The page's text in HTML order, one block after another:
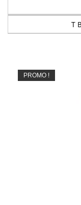
T
PROMO !